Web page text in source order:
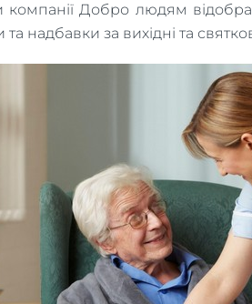
Добро людям
та надбавки за вихідні та